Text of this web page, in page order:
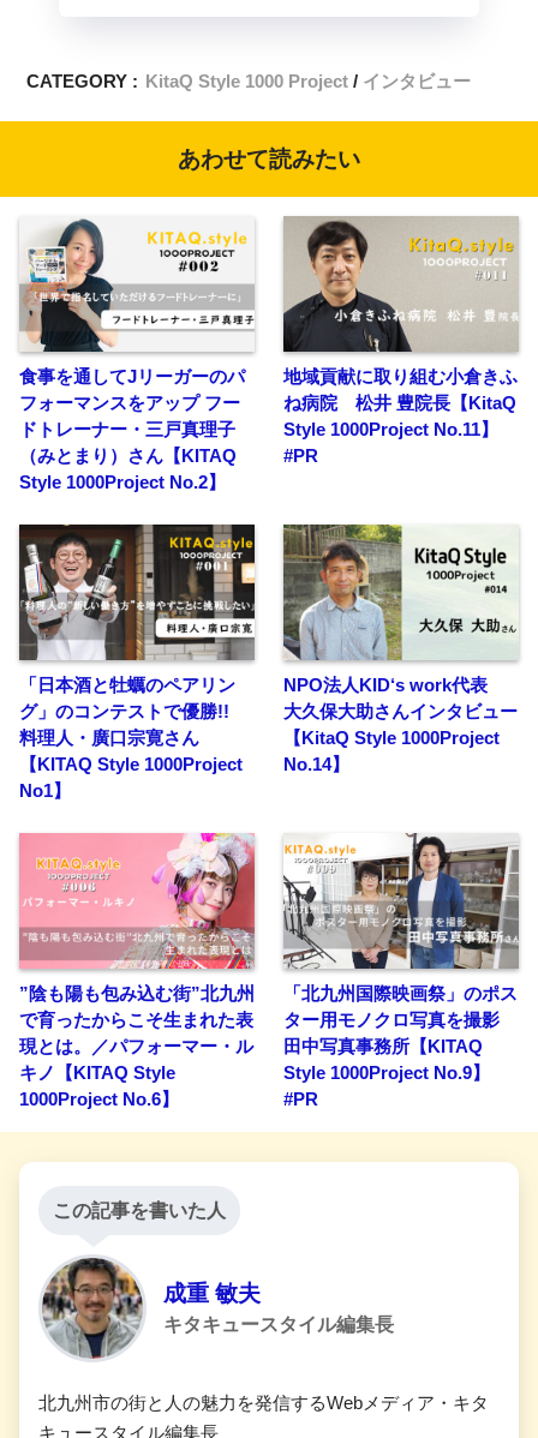
CATEGORY : KitaQ Style 1000 Project インタビュー
あわせて読みたい
食事を通してJリーガーのパ
フォーマンスをアップ フー
ドトレーナー・三戸真理子
（みとまり）さん【KITAQ
Style 1000Project No.2】
地域貢献に取り組む小倉きふ
ね病院 松井 豊院長【KitaQ
Style 1000Project No.11】
#PR
「日本酒と牡蠣のペアリン
グ」のコンテストで優勝!!
料理人・廣口宗寛さん
【KITAQ Style 1000Project
No1】
NPO法人KID‘s work代表
大久保大助さんインタビュー
【KitaQ Style 1000Project
No.14】
”陰も陽も包み込む街”北九州
で育ったからこそ生まれた表
現とは。／パフォーマー・ル
キノ【KITAQ Style
1000Project No.6】
「北九州国際映画祭」のポス
ター用モノクロ写真を撮影
田中写真事務所【KITAQ
Style 1000Project No.9】
#PR
この記事を書いた人
成重 敏夫
キタキュースタイル編集長
北九州市の街と人の魅力を発信するWebメディア・キタ
キュースタイル編集長